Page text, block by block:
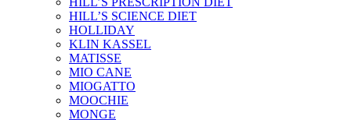
HILL’S SCIENCE DIET
HOLLIDAY
KLIN KASSEL
MATISSE
MIO CANE
MIOGATTO
MOOCHIE
MONGE